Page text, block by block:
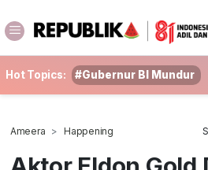
Hot Topics: #Gubernur BI Mundur
Ameera Happening